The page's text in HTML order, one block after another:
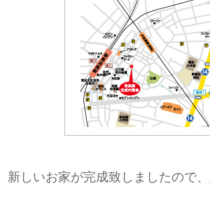
新しいお家が完成致しましたので、